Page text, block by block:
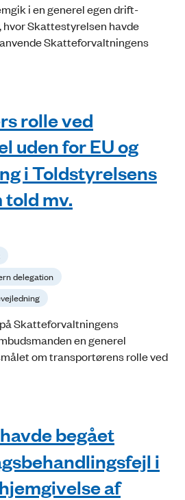
i en generel egen drift-
hvor Skattestyrelsen havde
Skatteforvaltningens
rolle ved
uden for EU og
i Toldstyrelsens
told mv.
delegation
Skatteforvaltningens
en generel
om transportørens rolle ved
begået
i
af